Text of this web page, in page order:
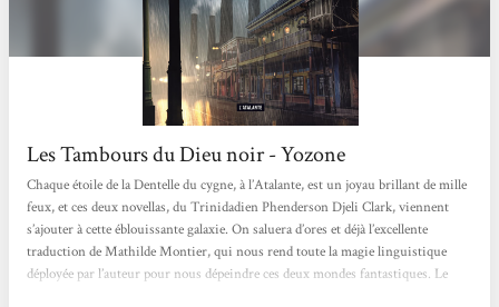
Les Tambours du Dieu noir - Yozone
Chaque étoile de la Dentelle du cygne, à l’Atalante, est un joyau brillant de mille
feux, et ces deux novellas, du Trinidadien Phenderson Djeli Clark, viennent
s’ajouter à cette éblouissante galaxie. On saluera d’ores et déjà l’excellente
traduction de Mathilde Montier, qui nous rend toute la magie linguistique
déployée par l’auteur pour nous dépeindre ces deux mondes fantastiques. Le